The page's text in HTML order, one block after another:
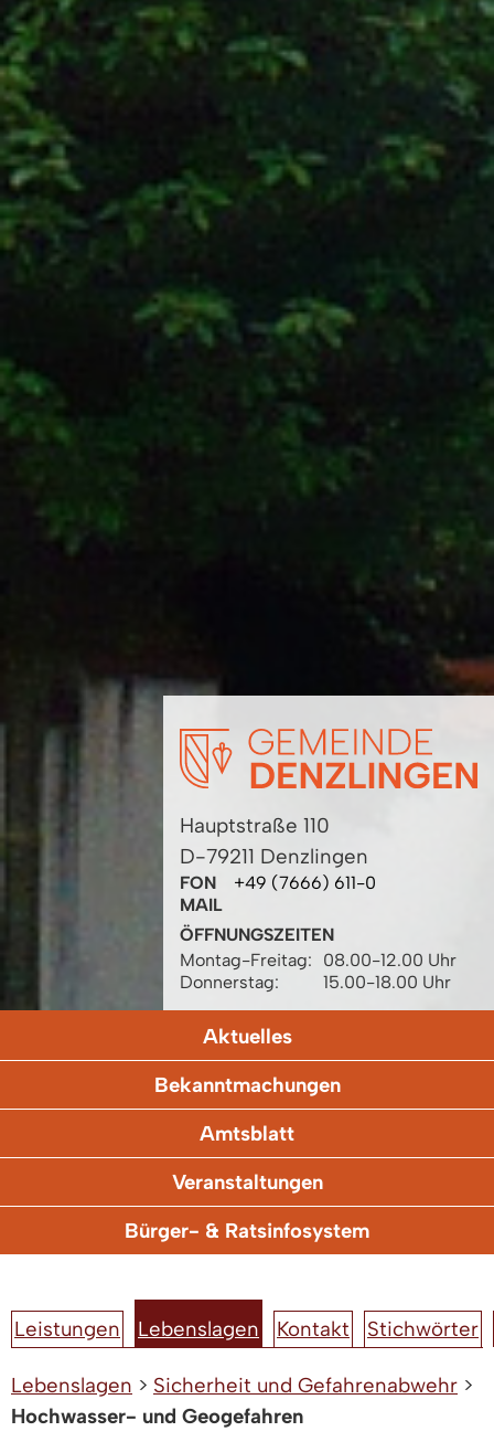
Hauptstraße 110
D-79211 Denzlingen
FON
+49 (7666) 611-0
MAIL
ÖFFNUNGSZEITEN
Montag-Freitag:
08.00-12.00 Uhr
Donnerstag:
15.00-18.00 Uhr
Aktuelles
Bekanntmachungen
Amtsblatt
Veranstaltungen
Bürger- & Ratsinfosystem
Leistungen Lebenslagen Kontakt Stichwörter
Lebenslagen > Sicherheit und Gefahrenabwehr >
Hochwasser- und Geogefahren